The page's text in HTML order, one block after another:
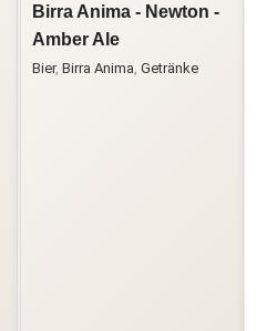
Birra Anima - Newton -
Amber Ale
Bier, Birra Anima Getränke